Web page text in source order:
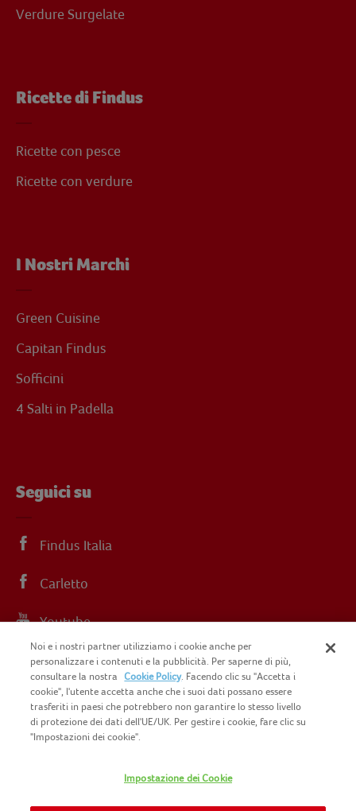
Verdure Surgelate
Ricette di Findus
Ricette con pesce
Ricette con verdure
I Nostri Marchi
Green Cuisine
Capitan Findus
Sofficini
4 Salti in Padella
Seguici su
Findus Italia
Carletto
Youtube
Instagram
IT07015700961
Noi e i nostri partner utilizziamo i cookie anche per
personalizzare i contenuti e la pubblicità. Per saperne di più,
consultare la nostra
Cookie Policy. Facendo clic su "Accetta i
cookie", l'utente accetta anche che i suoi dati possano essere
trasferiti in paesi che potrebbero non garantire lo stesso livello
di protezione dei dati dell'UE/UK. Per gestire i cookie, fare clic su
"Impostazioni dei cookie".
Impostazione dei Cookie